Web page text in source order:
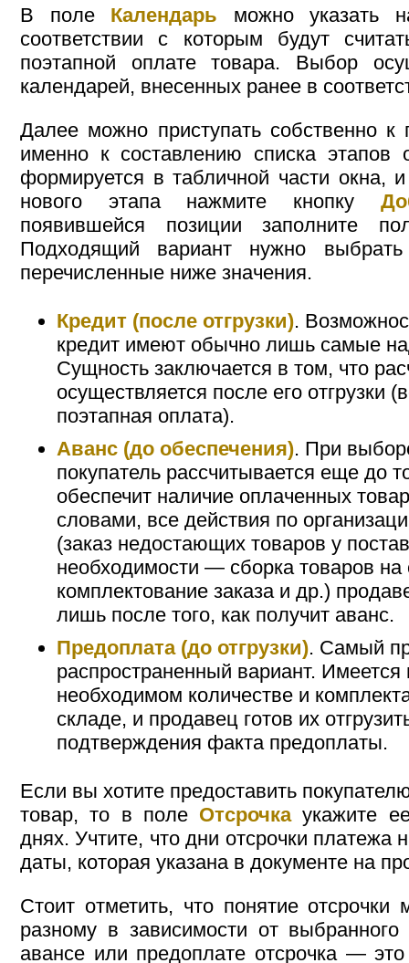
В поле Календарь можно указать
соответствии с которым будут
поэтапной оплате товара. Выбор
календарей, внесенных ранее в
Далее можно приступать собственно к
именно к составлению списка этапов
формируется в табличной части окна,
нового этапа нажмите кнопку
появившейся позиции заполните
Подходящий вариант нужно
перечисленные ниже значения.
Кредит (после отгрузки).
кредит имеют обычно лишь самые
Сущность заключается в том, что
осуществляется после его отгрузки
поэтапная оплата).
Аванс (до обеспечения). При
покупатель рассчитывается еще до
обеспечит наличие оплаченных
словами, все действия по
(заказ недостающих товаров у
необходимости — сборка товаров на
комплектование заказа и др.)
лишь после того, как получит аванс.
Предоплата (до отгрузки). Самый
распространенный вариант. Имеется
необходимом количестве и
складе, и продавец готов их
подтверждения факта предоплаты.
Если вы хотите предоставить
товар, то в поле Отсрочкаукажите
днях. Учтите, что дни отсрочки платежа
даты, которая указана в документе на
Стоит отметить, что понятие отсрочки
разному в зависимости от
авансе или предоплате отсрочка —